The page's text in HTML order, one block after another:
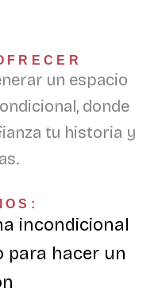
un espacio
donde
tu historia y
incondicional
para hacer un